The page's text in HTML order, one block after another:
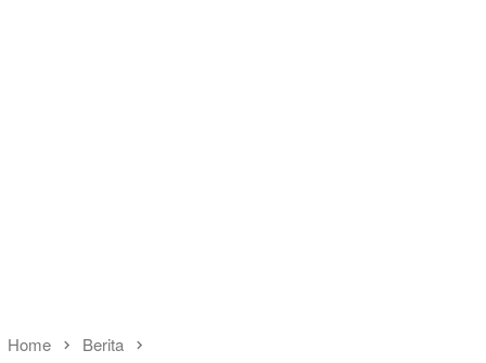
Home Berita